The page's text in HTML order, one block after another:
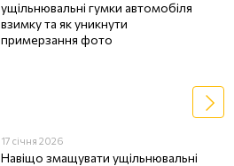
17 січня 2026
Навіщо змащувати ущільнювальні